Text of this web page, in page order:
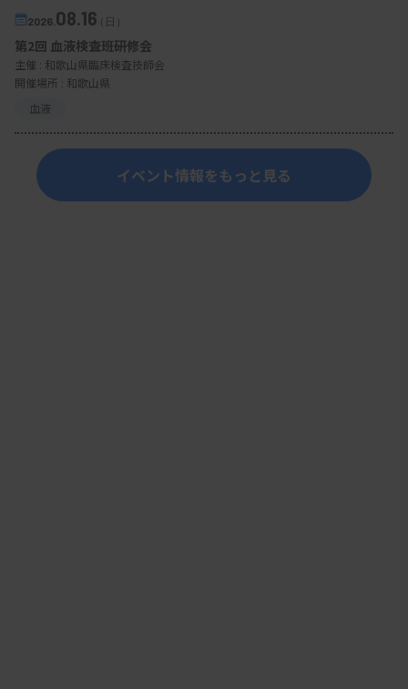
た。
―現在の検査室での役割、また今後取り組みたい分
野があれば教えてください。
検査情報室で、主に医師からの検査の追加依頼、看
護師からの採血管や採血量などに関する質問に対応
しています。研究などに必要とする検査後の残検体
2026. 08.16（日）
第2回 血液検査班研修会
主催 : 和歌山県臨床検査技師会
開催場所 : 和歌山県
血液
イベント情報をもっと見る